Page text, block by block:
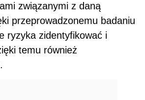
związanymi z daną
przeprowadzonemu badaniu
ryzyka zidentyfikować i
temu również